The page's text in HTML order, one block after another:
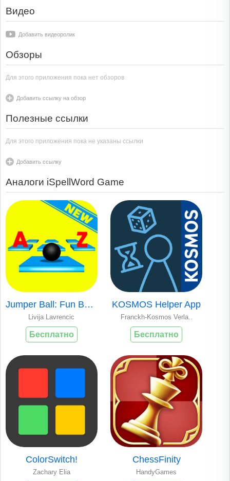
Видео
Добавить видеоролик
Обзоры
Для этого приложения пока нет обзоров
Добавить ссылку на обзор
Полезные ссылки
Для этого приложения пока не указаны ссылки
Добавить ссылку
Аналоги iSpellWord Game
Jumper Ball: Fun Bouncing Race
Livija Lavrencic
Бесплатно
KOSMOS Helper App
Franckh-Kosmos Verla..
Бесплатно
ColorSwitch!
Zachary Elia
ChessFinity
HandyGames